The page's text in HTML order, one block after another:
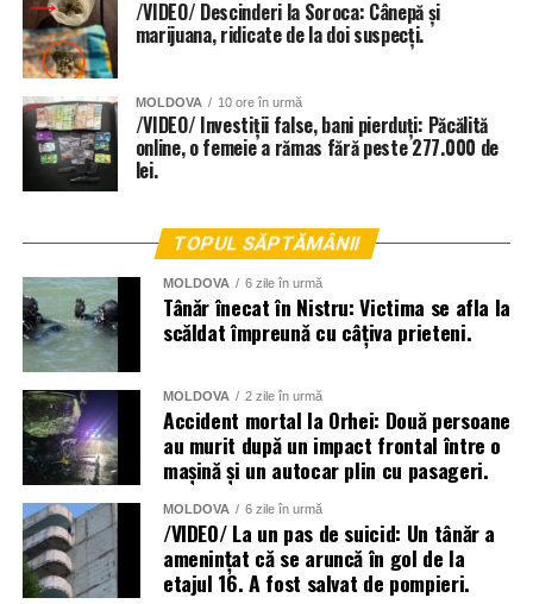
/VIDEO/ Descinderi la Soroca: Cânepă și
marijuana, ridicate de la doi suspecți.
MOLDOVA 10 ore în urmă
/VIDEO/ Investiții false, bani pierduți: Păcălită
online, o femeie a rămas fără peste 277.000 de
lei.
TOPUL SĂPTĂMÂNII
MOLDOVA 6 zile în urmă
Tânăr înecat în Nistru: Victima se afla la
scăldat împreună cu câțiva prieteni.
MOLDOVA 2 zile în urmă
Accident mortal la Orhei: Două persoane
au murit după un impact frontal între o
mașină și un autocar plin cu pasageri.
MOLDOVA 6 zile în urmă
/VIDEO/ La un pas de suicid: Un tânăr a
amenințat că se aruncă în gol de la
etajul 16. A fost salvat de pompieri.